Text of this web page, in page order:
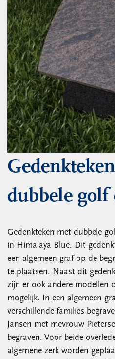
dubbele golf
Gedenkteken met dubbele
in Himalaya Blue. Dit
een algemeen graf op de
te plaatsen. Naast dit
zijn er ook andere modellen
mogelijk. In een algemeen
verschillende families
Jansen met mevrouw
begraven. Voor beide
algemene zerk worden